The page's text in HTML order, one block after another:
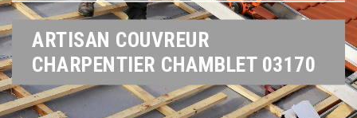
ARTISAN COUVREUR
CHARPENTIER CHAMBLET 03170